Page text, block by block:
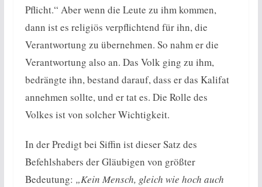
Pflicht.“ Aber wenn die Leute zu ihm kommen,
dann ist es religiös verpflichtend für ihn, die
Verantwortung zu übernehmen. So nahm er die
Verantwortung also an. Das Volk ging zu ihm,
bedrängte ihn, bestand darauf, dass er das Kalifat
annehmen sollte, und er tat es. Die Rolle des
Volkes ist von solcher Wichtigkeit.
In der Predigt bei Siffin ist dieser Satz des
Befehlshabers der Gläubigen von größter
Bedeutung: „Kein Mensch, gleich wie hoch auch